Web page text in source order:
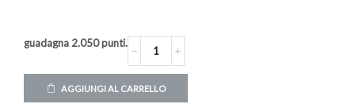
guadagna 2.050punti.
AGGIUNGI AL CARRELLO